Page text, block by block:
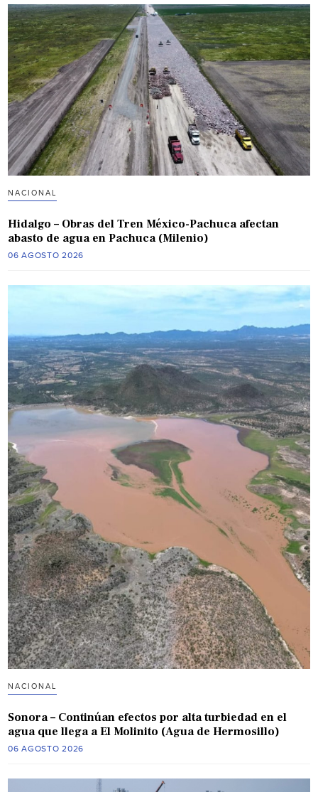
NACIONAL
Hidalgo – Obras del Tren México-Pachuca afectan
abasto de agua en Pachuca (Milenio)
06 AGOSTO 2026
NACIONAL
Sonora – Continúan efectos por alta turbiedad en el
agua que llega a El Molinito (Agua de Hermosillo)
06 AGOSTO 2026